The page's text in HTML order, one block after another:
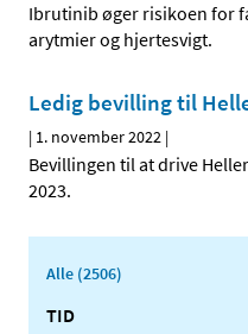
Ibrutinib øger risikoen for
arytmier og hjertesvigt.
Ledig bevilling til
| 1. november 2022 |
Bevillingen til at drive
2023.
Alle (2506)
TID